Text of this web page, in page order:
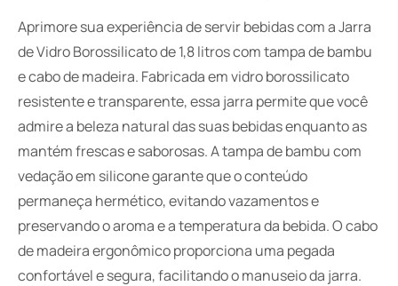
Aprimore sua experiência de servir bebidas com a Jarra
de Vidro Borossilicato de 1,8 litros com tampa de bambu
e cabo de madeira. Fabricada em vidro borossilicato
resistente e transparente, essa jarra permite que você
admire a beleza natural das suas bebidas enquanto as
mantém frescas e saborosas. A tampa de bambu com
vedação em silicone garante que o conteúdo
permaneça hermético, evitando vazamentos e
preservando o aroma e a temperatura da bebida. O cabo
de madeira ergonômico proporciona uma pegada
confortável e segura, facilitando o manuseio da jarra.